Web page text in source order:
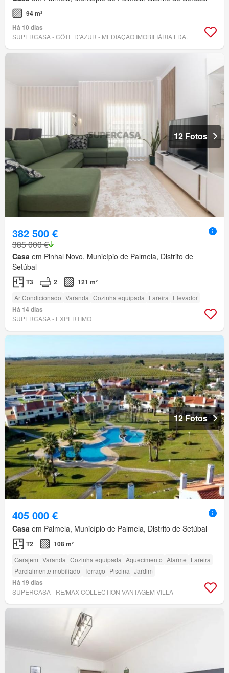
94 m²
Há 10 dias
SUPERCASA - CÔTE D'AZUR - MEDIAÇÃO IMOBILIÁRIA LDA.
12 Fotos
382 500 €
385 000 €
Casa em Pinhal Novo, Município de Palmela, Distrito de
Setúbal
T3 2 121 m²
Ar Condicionado Varanda Cozinha equipada Lareira Elevador
Há 14 dias
SUPERCASA - EXPERTIMO
12 Fotos
405 000 €
Casa em Palmela, Município de Palmela, Distrito de Setúbal
T2 108 m²
Garajem Varanda Cozinha equipada Aquecimento Alarme Lareira
Parcialmente mobiliado Terraço Piscina Jardim
Há 19 dias
SUPERCASA - RE/MAX COLLECTION VANTAGEM VILLA